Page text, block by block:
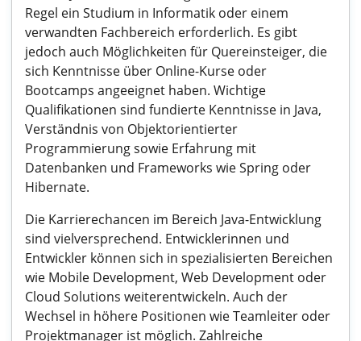
Regel ein Studium in Informatik oder einem
verwandten Fachbereich erforderlich. Es gibt
jedoch auch Möglichkeiten für Quereinsteiger, die
sich Kenntnisse über Online-Kurse oder
Bootcamps angeeignet haben. Wichtige
Qualifikationen sind fundierte Kenntnisse in Java,
Verständnis von Objektorientierter
Programmierung sowie Erfahrung mit
Datenbanken und Frameworks wie Spring oder
Hibernate.
Die Karrierechancen im Bereich Java-Entwicklung
sind vielversprechend. Entwicklerinnen und
Entwickler können sich in spezialisierten Bereichen
wie Mobile Development, Web Development oder
Cloud Solutions weiterentwickeln. Auch der
Wechsel in höhere Positionen wie Teamleiter oder
Projektmanager ist möglich. Zahlreiche